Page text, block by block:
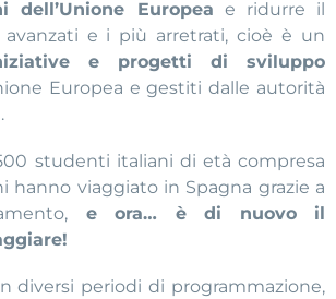
Europea e ridurre il
e i più arretrati, cioè è un
e progetti di sviluppo
Europea e gestiti dalle autorità
studenti italiani di età compresa
hanno viaggiato in Spagna grazie a
e ora… è di nuovo il
diversi periodi di programmazione,